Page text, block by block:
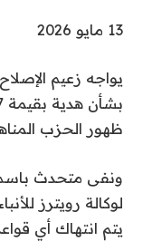
نُ
ر
ت
ف
1
3
م
13 مايو 2026
يواجه زعيم
ظهور الحزب
ونفى متحدث باسم
يتم انتهاك أي